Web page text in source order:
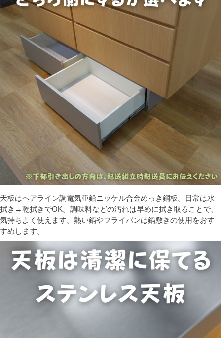
天板はヘアライン調電気亜鉛ニッケル合⾦めっき鋼板。日常は水
拭き→乾拭きでOK。調味料などの汚れは早めに拭き取ることで、
気持ちよく使えます。熱い鍋やフライパンは鍋敷きの使用をおす
すめします。